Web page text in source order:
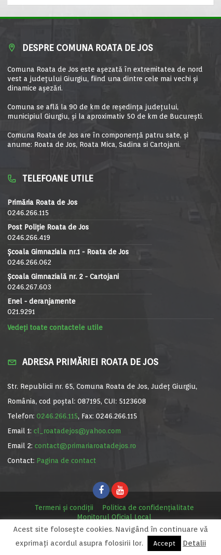
DESPRE COMUNA ROATA DE JOS
Comuna Roata de Jos este aşezată în extremitatea de nord
vest a judeţului Giurgiu, fiind una dintre cele mai vechi şi
dinamice aşezări.
Comuna se află la 90 de km de reşedinţa judeţului,
municipiul Giurgiu, şi la aproximativ 50 de km de Bucureşti.
Comuna Roata de Jos are în componență patru sate, și
anume: Roata de Jos, Roata Mica, Sadina si Cartojani.
TELEFOANE UTILE
Primăria Roata de Jos
0246.266.115
Post Poliție Roata de Jos
0246.266.419
Școala Gimnaziala nr.1 - Roata de Jos
0246.266.062
Școala Gimnazială nr. 2 - Cartojani
0246.267.603
Enel - deranjamente
021.9291
Vedeți toate contactele utile
ADRESA PRIMĂRIEI ROATA DE JOS
Str. Republicii nr. 65, Comuna Roata de Jos, Județ Giurgiu,
România, cod poștal: 087195, CUI: 5123608
Telefon: 0246.266.115, Fax: 0246.266.115
Email 1: cl_roatadejos@yahoo.com
Email 2: contact@primariaroatadejos.ro
Contact: Pagina de contact
Termeni și condiții
Politica de confidențialitate
Monitorul Oficial Local
© Primăria Roata de Jos, 2020. Site realizat de MediaDigi.ro
Acest site foloseşte cookies. Navigând în continuare vă
exprimaţi acordul asupra folosirii lor.
Accept Detalii